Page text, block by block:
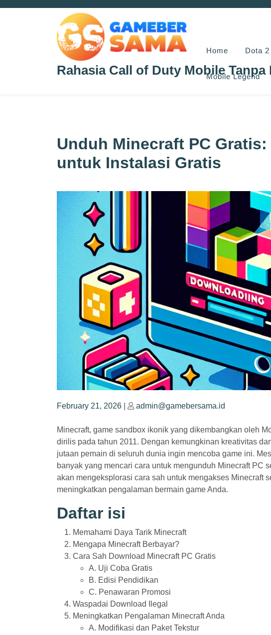
Rahasia Call of Duty Mobile Tanpa
Home Dota 2
Mobile Legend
Unduh Minecraft PC
untuk Instalasi Gratis
Posted
February 21, 2026
Posted
admin@gamebersama.id
Minecraft, game sandbox ikonik yang dikembangkan oleh
dirilis pada tahun 2011. Dengan kemungkinan kreativitas
jutaan pemain di seluruh dunia ingin mencoba game ini.
banyak yang mencari cara untuk mengunduh Minecraft PC
akan mengeksplorasi cara sah untuk mengakses Minecraft
meningkatkan pengalaman bermain game Anda.
Daftar isi
Memahami Daya Tarik Minecraft
Mengapa Minecraft Berbayar?
Cara Sah Download Minecraft PC Gratis
A. Uji Coba Gratis
B. Edisi Pendidikan
C. Penawaran Promosi
Waspadai Download Ilegal
Meningkatkan Pengalaman Minecraft Anda
A. Modifikasi dan Paket Tekstur